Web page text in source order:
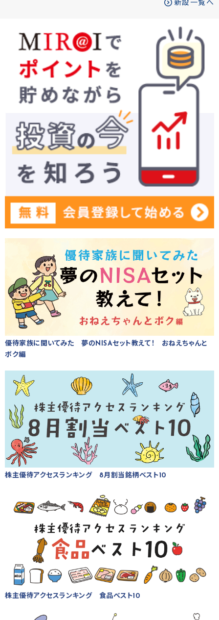
新設一覧へ
優待家族に聞いてみた 夢のNISAセット教えて！ おねえちゃんと
ボク編
株主優待アクセスランキング 8月割当銘柄ベスト10
株主優待アクセスランキング 食品ベスト10